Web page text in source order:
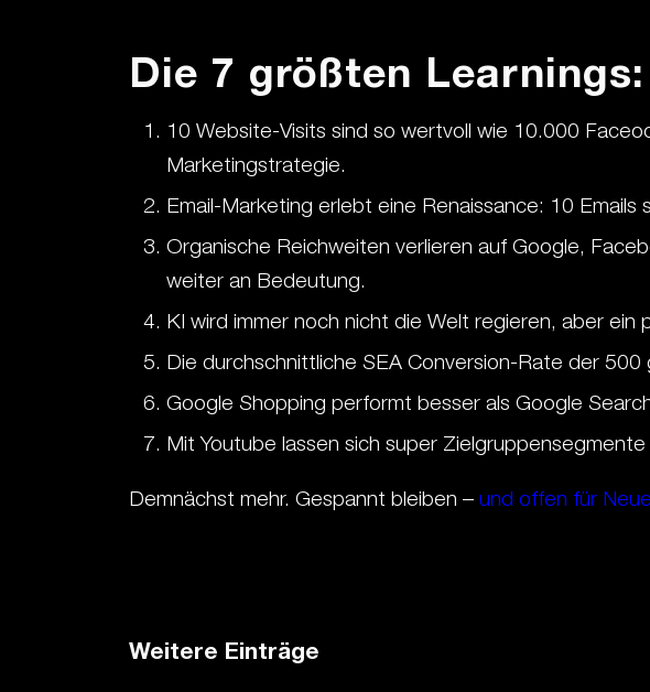
Die 7 größten Learnings:
10 Website-Visits sind so wertvoll wie 10.000
Marketingstrategie.
Email-Marketing erlebt eine Renaissance: 10
Organische Reichweiten verlieren auf Google,
weiter an Bedeutung.
KI wird immer noch nicht die Welt regieren, aber ein
Die durchschnittliche SEA Conversion-Rate der
Google Shopping performt besser als Google
Mit Youtube lassen sich super
Demnächst mehr. Gespannt bleiben – und offen für
Weitere Einträge